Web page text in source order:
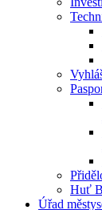
Huť
Úřad